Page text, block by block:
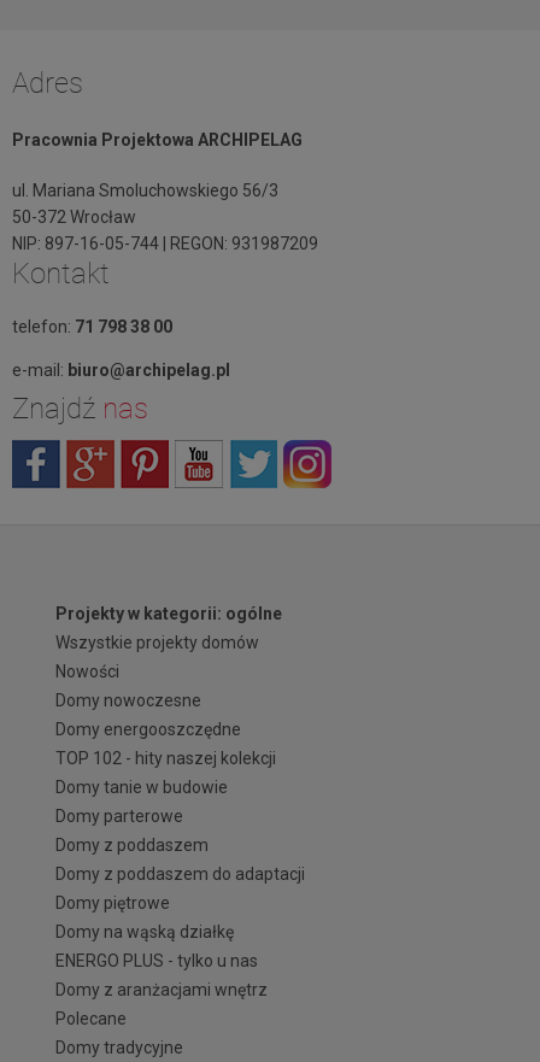
Adres
Pracownia Projektowa ARCHIPELAG
ul. Mariana Smoluchowskiego 56/3
50-372 Wrocław
NIP: 897-16-05-744 | REGON: 931987209
Kontakt
telefon: 71 798 38 00
e-mail: biuro@archipelag.pl
Znajdź nas
Projekty w kategorii: ogólne
Wszystkie projekty domów
Nowości
Domy nowoczesne
Domy energooszczędne
TOP 102 - hity naszej kolekcji
Domy tanie w budowie
Domy parterowe
Domy z poddaszem
Domy z poddaszem do adaptacji
Domy piętrowe
Domy na wąską działkę
ENERGO PLUS - tylko u nas
Domy z aranżacjami wnętrz
Polecane
Domy tradycyjne